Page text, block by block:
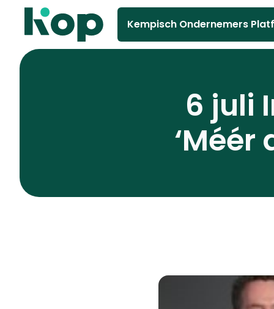
Kempisch Ondernemers
6 juli